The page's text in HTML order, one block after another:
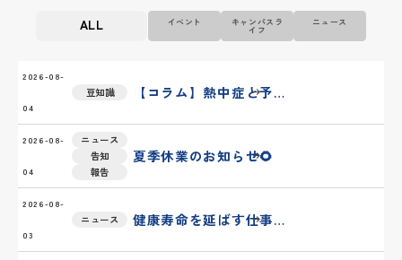
ALL イベント キャンパスラ
イフ
ニュース
2026-08-
04
豆知識 【コラム】熱中症と予防のポイント💡
2026-08-
04
ニュース
告知
報告
夏季休業のお知らせ🌻
2026-08-
03
ニュース 健康寿命を延ばす仕事に就く。スポーツ医療を学んでアクティブシニアを支える専門職への道